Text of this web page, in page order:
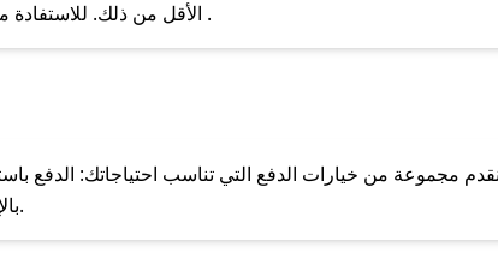
الأقل من ذلك. للاستفادة من خيار التوصيل السريع، يرجى تقديم طلبك قبل الساعة .
مجموعة من خيارات الدفع التي تناسب احتياجاتك: الدفع
Apple Pay، بالإضافة إلى إمكانية الدفع بالتقسيط الشهري.